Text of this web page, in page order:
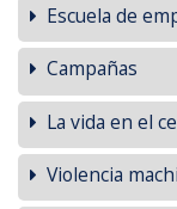
Escuela de
Campañas
La vida en el
Violencia